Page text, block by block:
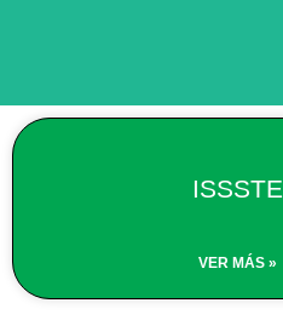
ISSSTE
VER MÁS »